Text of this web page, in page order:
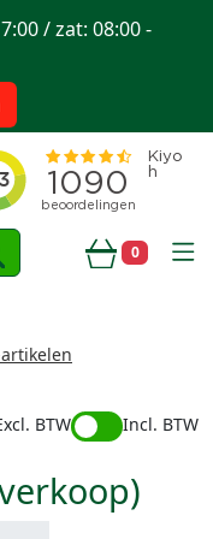
0
/ zat: 08:00 -
BTW
Incl. BTW